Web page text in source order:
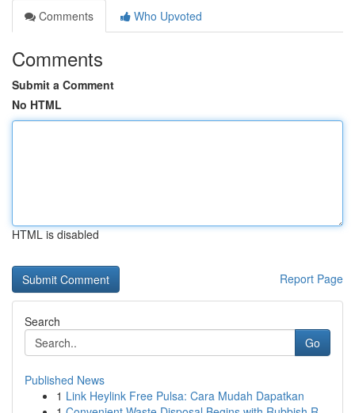
Comments
Who Upvoted
Comments
Submit a Comment
No HTML
HTML is disabled
Report Page
Search
Go
Published News
1 Link Heylink Free Pulsa: Cara Mudah Dapatkan